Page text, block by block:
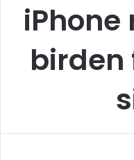
birden